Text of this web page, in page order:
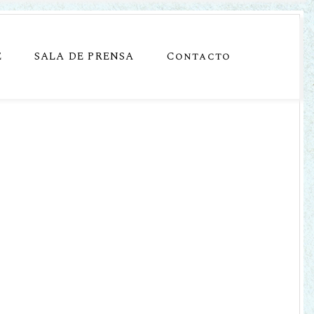
SALA DE PRENSA Contacto